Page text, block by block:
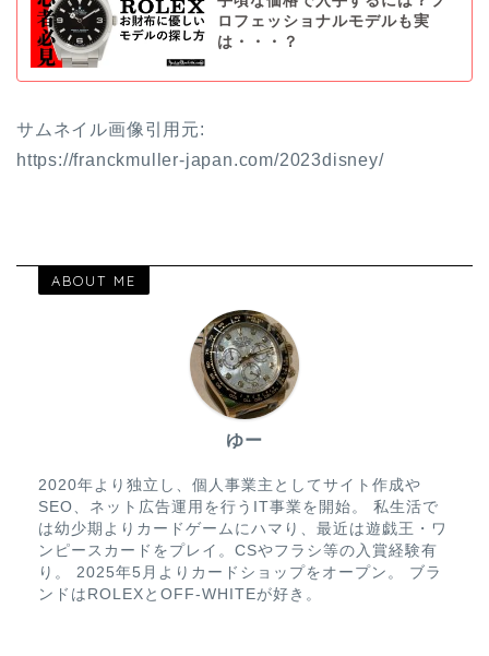
ロフェッショナルモデルも実
は・・・？
サムネイル画像引用元:
https://franckmuller-japan.com/2023disney/
ABOUT ME
ゆー
2020年より独立し、個人事業主としてサイト作成や
SEO、ネット広告運用を行うIT事業を開始。 私生活で
は幼少期よりカードゲームにハマり、最近は遊戯王・ワ
ンピースカードをプレイ。CSやフラシ等の入賞経験有
り。 2025年5月よりカードショップをオープン。 ブラ
ンドはROLEXとOFF-WHITEが好き。